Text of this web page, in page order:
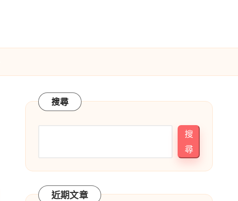
搜尋
搜
尋
近期文章